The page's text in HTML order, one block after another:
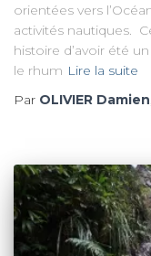
orientées vers
activités nautiques.
histoire d’avoir été
le rhum Lire la suite
Par OLIVIER Damien